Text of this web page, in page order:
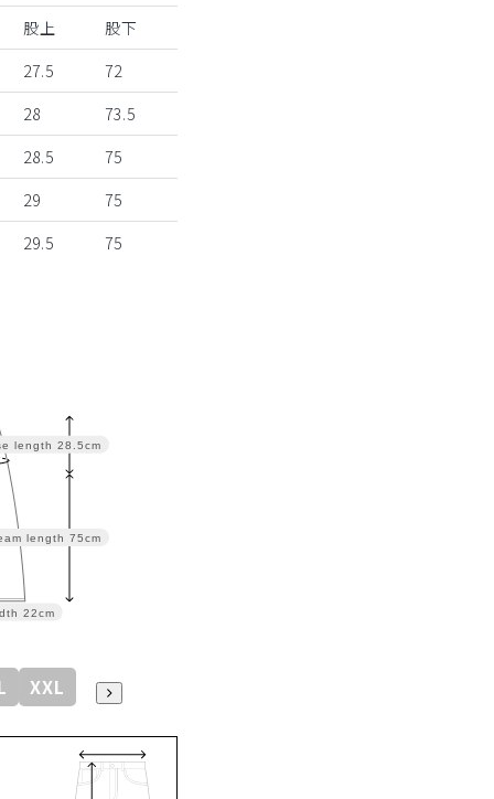
股上
股下
27.5
72
28
73.5
28.5
75
29
75
29.5 75
length 75cm
length 28.5cm
22cm
XXL